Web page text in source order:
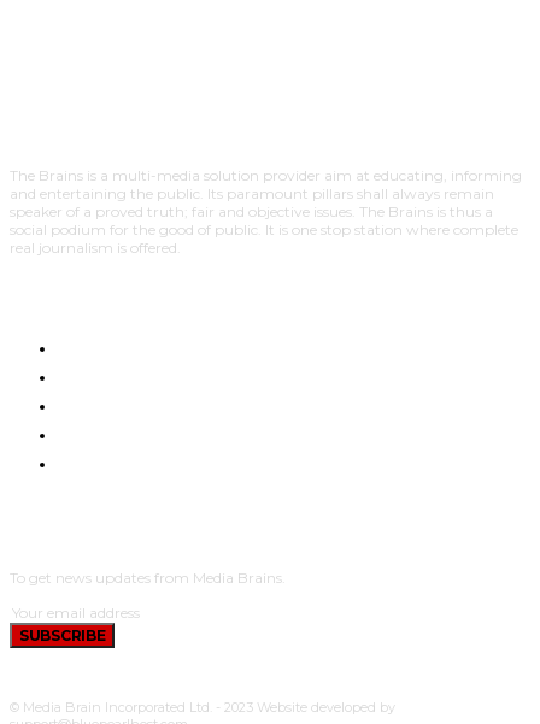
The Brains is a multi-media solution provider aim at educating, informing
and entertaining the public. Its paramount pillars shall always remain
speaker of a proved truth; fair and objective issues. The Brains is thus a
social podium for the good of public. It is one stop station where complete
real journalism is offered.
To get news updates from Media Brains.
SUBSCRIBE
© Media Brain Incorporated Ltd. - 2023 Website developed by